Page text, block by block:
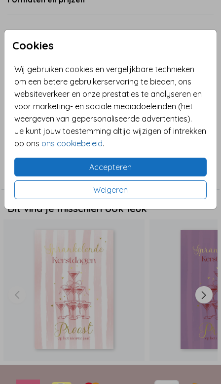
Cookies
Wij gebruiken cookies en vergelijkbare technieken
om een betere gebruikerservaring te bieden, ons
websiteverkeer en onze prestaties te analyseren en
voor marketing- en sociale mediadoeleinden (het
weergeven van gepersonaliseerde advertenties).
Je kunt jouw toestemming altijd wijzigen of intrekken
op ons ons cookiebeleid.
Accepteren
Weigeren
Productinformatie
Omschrijving
Verstuur de magie van de feestdagen met onze luxe
kerstkaart. Goudfolie accentueert een betoverend
winters landschap, compleet met een knuffelbare
pinguïn in kerstmuts die een magisch toverstafje
zwaait, omringd door sprankelende sterren. Volledig
aanpasbaar naar jouw wensen, en de mogelijkheid
om een proefdruk te bestellen. Verpakt met stijl in
prachtige enveloppen. Maak dit seizoen onvergetelijk
met een vleugje betovering.
Toon meer
Collectie
Kerst
Dit vind je misschien ook leuk